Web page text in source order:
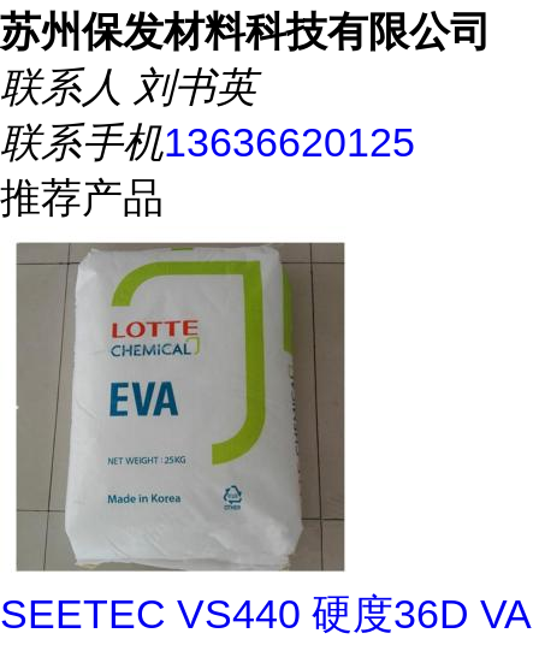
苏州保发材料科技有限公司
联系人 刘书英
联系手机13636620125
推荐产品
SEETEC VS440 硬度36D VA